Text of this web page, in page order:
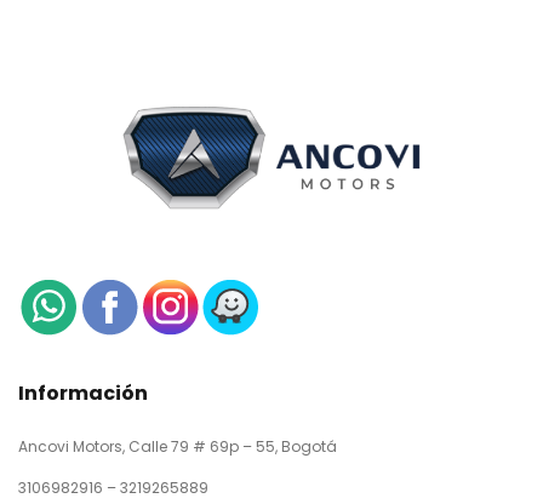
Información
Ancovi Motors, Calle 79 # 69p – 55, Bogotá
3106982916 – 3219265889